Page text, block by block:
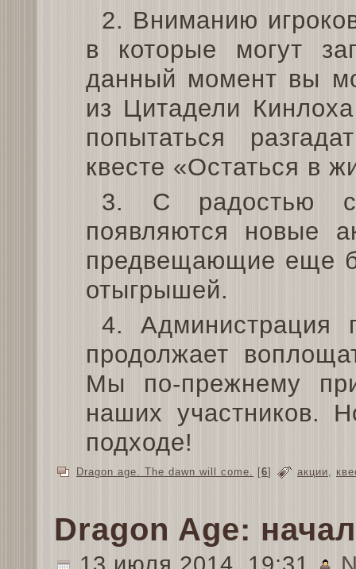
2. Вниманию
в которые могут
данный момент вы
из Цитадели
попытаться
квесте «Остаться в
3. С радостью
появляются новые
предвещающие еще
отыгрышей.
4. Администрация
продолжает
Мы по-прежнему
наших участников.
подходе!
Dragon age. The dawn will come. [6] акции
Dragon Age: